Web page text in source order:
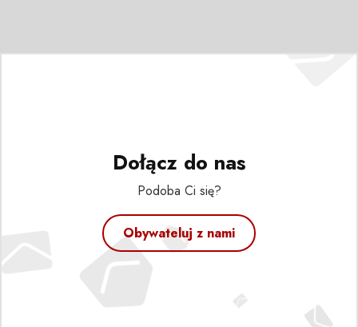
Dołącz do nas
Podoba Ci się?
Obywateluj z nami